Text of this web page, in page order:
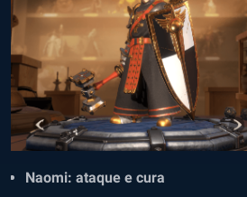
Naomi: ataque e cura